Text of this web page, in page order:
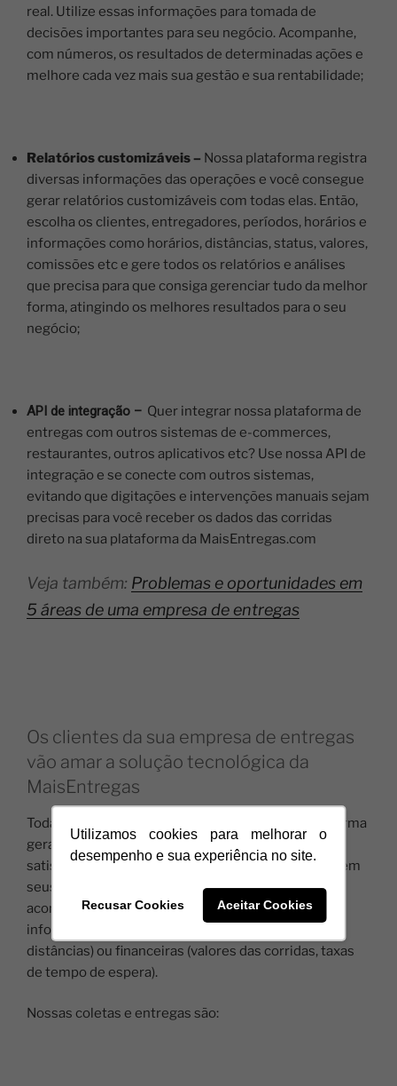
Utilizamos cookies para melhorar o
desempenho e sua experiência no site.
Recusar Cookies Aceitar Cookies
real. Utilize essas informações para tomada de
decisões importantes para seu negócio. Acompanhe,
com números, os resultados de determinadas ações e
melhore cada vez mais sua gestão e sua rentabilidade;
Relatórios customizáveis – Nossa plataforma registra
diversas informações das operações e você consegue
gerar relatórios customizáveis com todas elas. Então,
escolha os clientes, entregadores, períodos, horários e
informações como horários, distâncias, status, valores,
comissões etc e gere todos os relatórios e análises
que precisa para que consiga gerenciar tudo da melhor
forma, atingindo os melhores resultados para o seu
negócio;
API de integração – Quer integrar nossa plataforma de
entregas com outros sistemas de e-commerces,
restaurantes, outros aplicativos etc? Use nossa API de
integração e se conecte com outros sistemas,
evitando que digitações e intervenções manuais sejam
precisas para você receber os dados das corridas
direto na sua plataforma da MaisEntregas.com
Veja também: Problemas e oportunidades em
5 áreas de uma empresa de entregas
Os clientes da sua empresa de entregas
vão amar a solução tecnológica da
MaisEntregas
Toda essa eficiência operacional que nossa Plataforma
gera, resulta em um melhor nível de serviço e
satisfação para os usuários solicitantes, que recebem
seus produtos em menos tempo e conseguem
acompanhar todos detalhes em tempo real, sejam
informações operacionais (localização, tempos,
distâncias) ou financeiras (valores das corridas, taxas
de tempo de espera).
Nossas coletas e entregas são: